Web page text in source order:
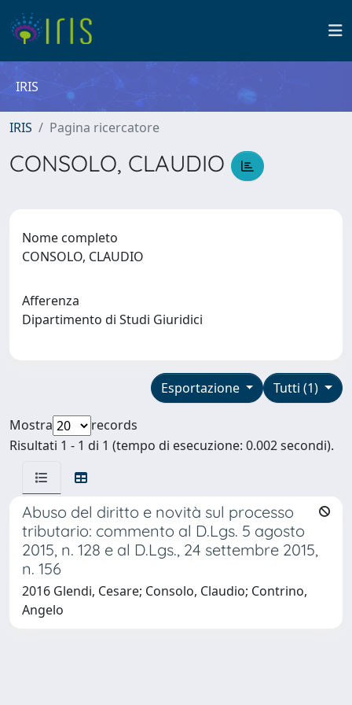
IRIS
IRIS Pagina ricercatore
CONSOLO, CLAUDIO
Nome completo
CONSOLO, CLAUDIO
Afferenza
Dipartimento di Studi Giuridici
Tutti (1)
Esportazione
Mostra
records
Risultati 1 - 1 di 1 (tempo di esecuzione: 0.002 secondi).
Abuso del diritto e novità sul processo
tributario: commento al D.Lgs. 5 agosto
2015, n. 128 e al D.Lgs., 24 settembre 2015,
n. 156
2016 Glendi, Cesare; Consolo, Claudio; Contrino,
Angelo